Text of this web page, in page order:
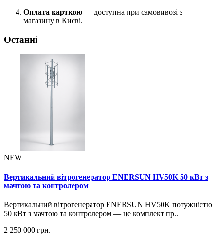
Оплата карткою — доступна при самовивозі з
магазину в Києві.
Останні
NEW
Вертикальний вітрогенератор ENERSUN HV50K 50 кВт з
мачтою та контролером
Вертикальний вітрогенератор ENERSUN HV50K потужністю
50 кВт з мачтою та контролером — це комплект пр..
2 250 000 грн.